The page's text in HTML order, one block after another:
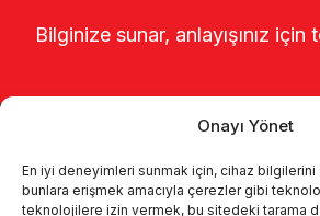
Onayı Yönet
En iyi deneyimleri sunmak için, cihaz
bunlara erişmek amacıyla çerezler gibi
teknolojilere izin vermek, bu sitedeki tarama
Bilginize sunar, anlayışınız